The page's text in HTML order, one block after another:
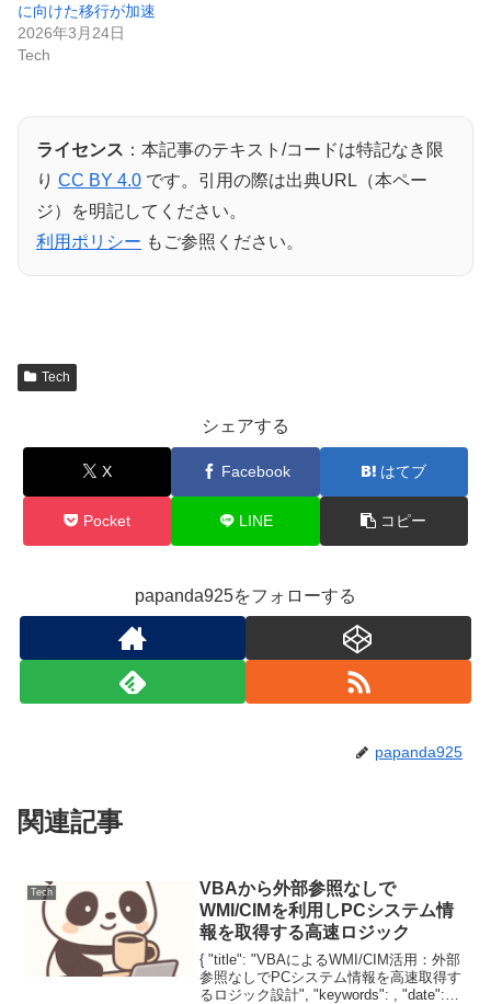
に向けた移行が加速
2026年3月24日
Tech
ライセンス ：本記事のテキスト/コードは特記なき限
り CC BY 4.0 です。引用の際は出典URL（本ペー
ジ）を明記してください。
利用ポリシー もご参照ください。
Tech
シェアする
X Facebook はてブ
Pocket LINE コピー
papanda925をフォローする
papanda925
関連記事
Tech
VBAから外部参照なしで
WMI/CIMを利用しPCシステム情
報を取得する高速ロジック
{ "title": "VBAによるWMI/CIM活用：外部
参照なしでPCシステム情報を高速取得す
るロジック設計", "keywords": , "date":